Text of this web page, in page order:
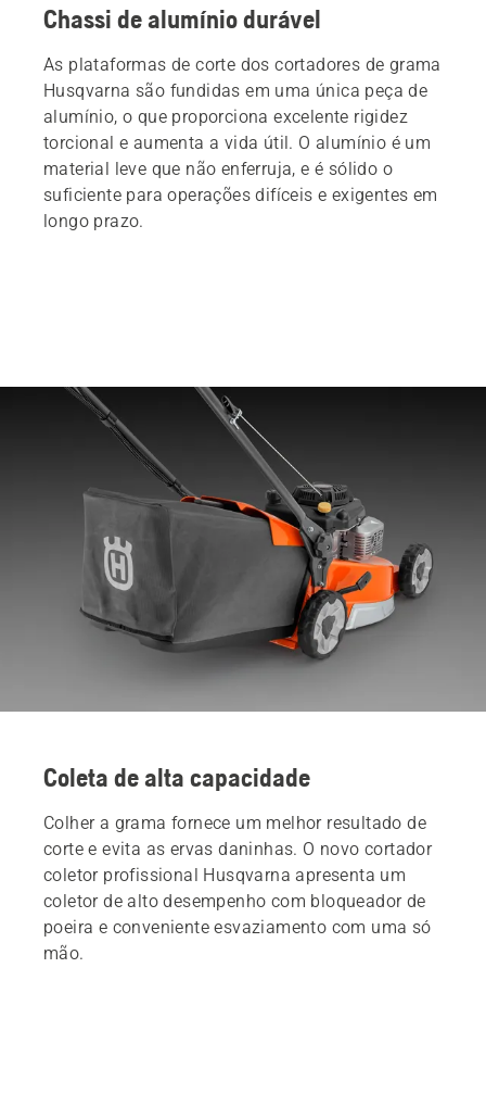
Chassi de alumínio durável
As plataformas de corte dos cortadores de grama
Husqvarna são fundidas em uma única peça de
alumínio, o que proporciona excelente rigidez
torcional e aumenta a vida útil. O alumínio é um
material leve que não enferruja, e é sólido o
suficiente para operações difíceis e exigentes em
longo prazo.
Coleta de alta capacidade
Colher a grama fornece um melhor resultado de
corte e evita as ervas daninhas. O novo cortador
coletor profissional Husqvarna apresenta um
coletor de alto desempenho com bloqueador de
poeira e conveniente esvaziamento com uma só
mão.